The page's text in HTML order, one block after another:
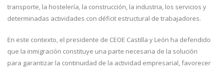
transporte, la hostelería, la construcción, la industria, los servicios y
determinadas actividades con déficit estructural de trabajadores.
En este contexto, el presidente de CEOE Castilla y León ha defendido
que la inmigración constituye una parte necesaria de la solución
para garantizar la continuidad de la actividad empresarial, favorecer